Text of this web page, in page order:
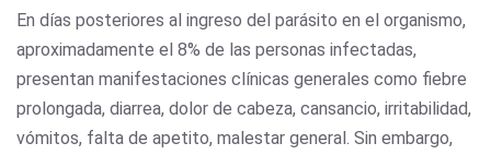
En días posteriores al ingreso del parásito en el organismo,
aproximadamente el 8% de las personas infectadas,
presentan manifestaciones clínicas generales como fiebre
prolongada, diarrea, dolor de cabeza, cansancio, irritabilidad,
vómitos, falta de apetito, malestar general. Sin embargo,